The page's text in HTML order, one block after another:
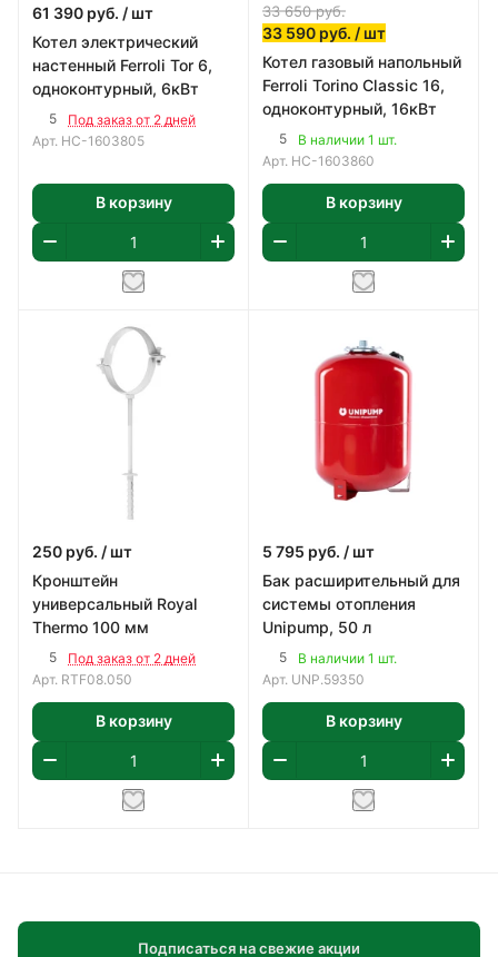
61 390 руб. / шт
Котел электрический
настенный Ferroli Tor 6,
одноконтурный, 6кВт
5
Под заказ от 2 дней
Арт. НС-1603805
В корзину
33 650руб.
33 590 руб. / шт
Котел газовый напольный
Ferroli Torino Classic 16,
одноконтурный, 16кВт
5
В наличии 1 шт.
Арт. НС-1603860
В корзину
250 руб. / шт
Кронштейн
универсальный Royal
Thermo 100 мм
5
Под заказ от 2 дней
Арт. RTF08.050
В корзину
5 795 руб. / шт
Бак расширительный для
системы отопления
Unipump, 50 л
5
В наличии 1 шт.
Арт. UNP.59350
В корзину
Подписаться на свежие акции